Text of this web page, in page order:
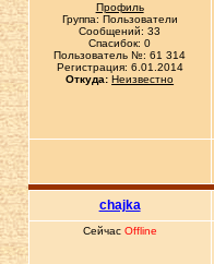
Профиль
Группа: Пользователи
Сообщений: 33
Спасибок: 0
Пользователь №: 61 314
Регистрация: 6.01.2014
Откуда: Неизвестно
chajka
Сейчас Offline